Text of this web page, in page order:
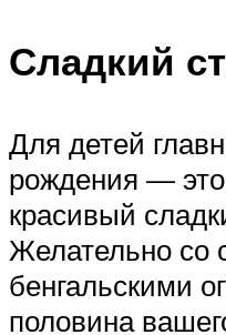
Сладкий
Для детей
рождения —
красивый
Желательно со
бенгальскими
половина